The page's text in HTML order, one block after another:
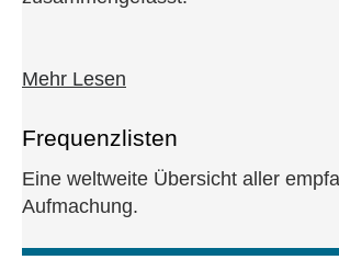
Mehr Lesen
Frequenzlisten
Eine weltweite Übersicht aller
Aufmachung.